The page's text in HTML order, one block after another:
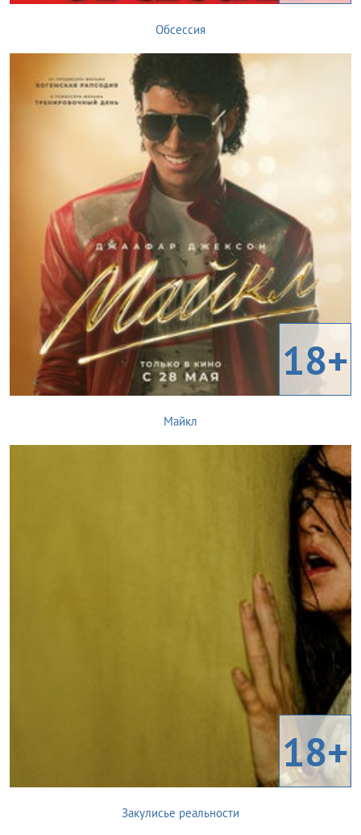
Обсессия
18+
Майкл
18+
Закулисье реальности